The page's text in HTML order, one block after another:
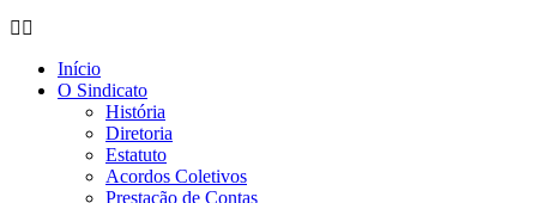
Início
O Sindicato
História
Diretoria
Estatuto
Acordos Coletivos
Prestação de Contas